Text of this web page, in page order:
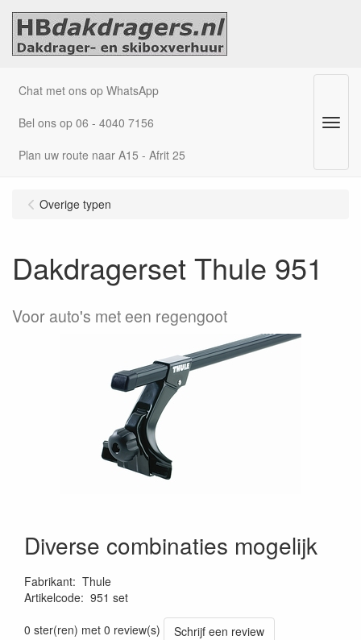
Chat met ons op WhatsApp
Bel ons op 06 - 4040 7156
Plan uw route naar A15 - Afrit 25
Menu
Overige typen
Dakdragerset Thule 951
Voor auto's met een regengoot
Diverse combinaties mogelijk
Fabrikant: Thule
Artikelcode: 951 set
0 ster(ren) met 0 review(s)
Schrijf een review